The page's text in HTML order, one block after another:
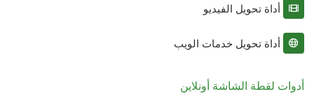
أداة تحويل الفيديو
أداة تحويل خدمات الويب
أدوات لقطة الشاشة أونلاين